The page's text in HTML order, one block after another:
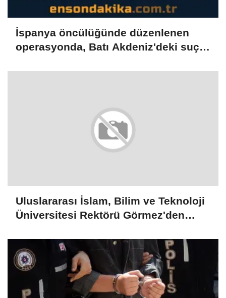
İspanya öncülüğünde düzenlenen
operasyonda, Batı Akdeniz'deki suç
Uluslararası İslam, Bilim ve Teknoloji
Üniversitesi Rektörü Görmez'den